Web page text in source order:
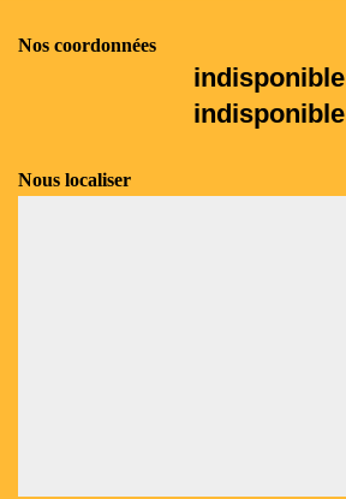
Nos coordonnées
indisponible
indisponible
Nous localiser